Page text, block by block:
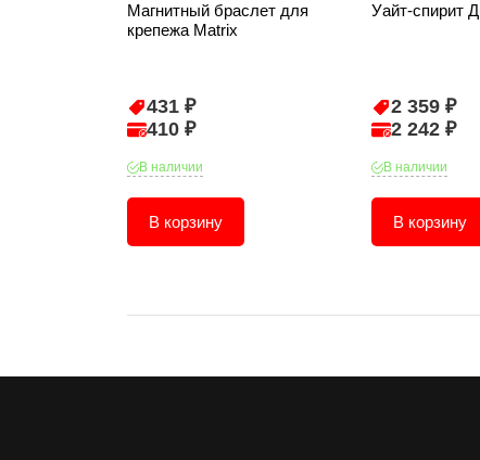
Магнитный браслет для
крепежа Matrix
431 ₽
410 ₽
В наличии
В корзину
Уайт-спирит
2 359 ₽
2 242 ₽
В наличии
В корзину